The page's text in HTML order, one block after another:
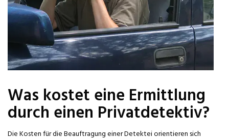
Was kostet eine Ermittlung
durch einen Privatdetektiv?
Die Kosten für die Beauftragung einer Detektei orientieren sich